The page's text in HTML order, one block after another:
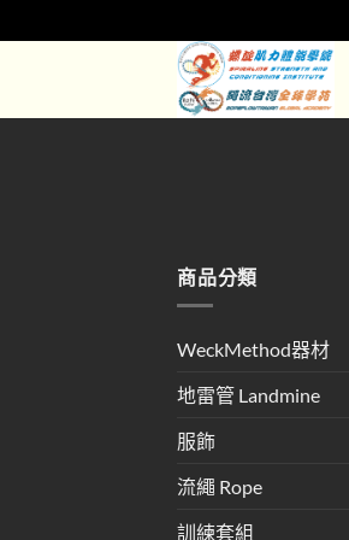
to
商品分類
WeckMethod器材
地雷管 Landmine
服飾
流繩 Rope
訓練套組